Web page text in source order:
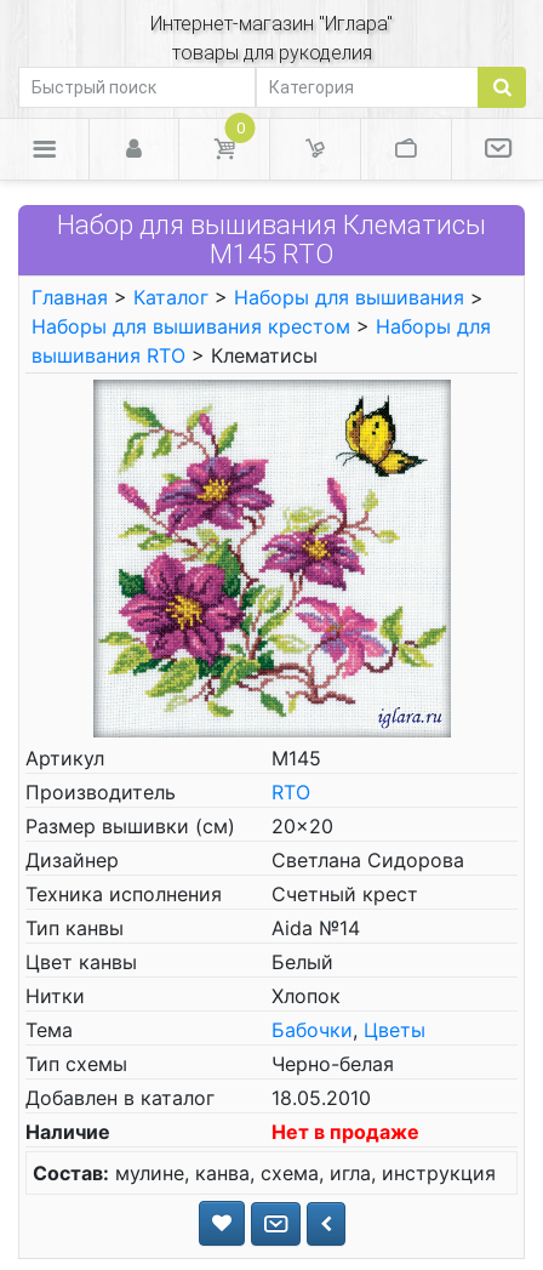
Интернет-магазин "Иглара"
товары для рукоделия
0
Набор для вышивания Клематисы
М145 RTO
Главная > Каталог > Наборы для вышивания >
Наборы для вышивания крестом > Наборы для
вышивания RTO > Клематисы
Артикул
М145
Производитель
RTO
Размер вышивки (см)
20x20
Дизайнер
Светлана Сидорова
Техника исполнения
Счетный крест
Тип канвы
Aida №14
Цвет канвы
Белый
Нитки
Хлопок
Тема
Бабочки, Цветы
Тип схемы
Черно-белая
Добавлен в каталог
18.05.2010
Наличие
Нет в продаже
Состав: мулине, канва, схема, игла, инструкция